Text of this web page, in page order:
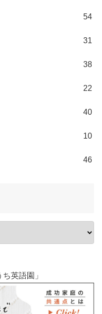
54
31
38
22
40
10
46
英語園」